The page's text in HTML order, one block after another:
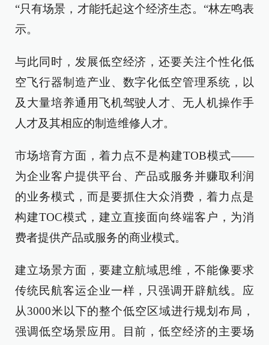
“只有场景，才能托起这个经济生态。“林左鸣表
示。
与此同时，发展低空经济，还要关注个性化低
空飞行器制造产业、数字化低空管理系统，以
及大量培养通用飞机驾驶人才、无人机操作手
人才及其相应的制造维修人才。
市场培育方面，着力点不是构建TOB模式——
为企业客户提供平台、产品或服务并赚取利润
的业务模式，而是要抓住大众消费，着力点是
构建TOC模式，建立直接面向终端客户，为消
费者提供产品或服务的商业模式。
建立场景方面，要建立航域思维，不能像要求
传统民航客运企业一样，只强调开辟航线。应
从3000米以下的整个低空区域进行规划布局，
强调低空场景应用。目前，低空经济的主要场